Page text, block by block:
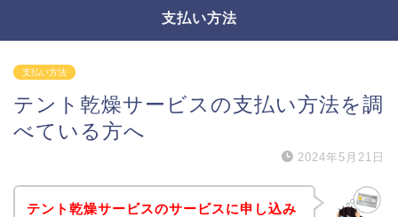
支払い方法
支払い方法
テント乾燥サービスの支払い方法を調
べている方へ
2024年5月21日
テント乾燥サービスのサービスに申し込み